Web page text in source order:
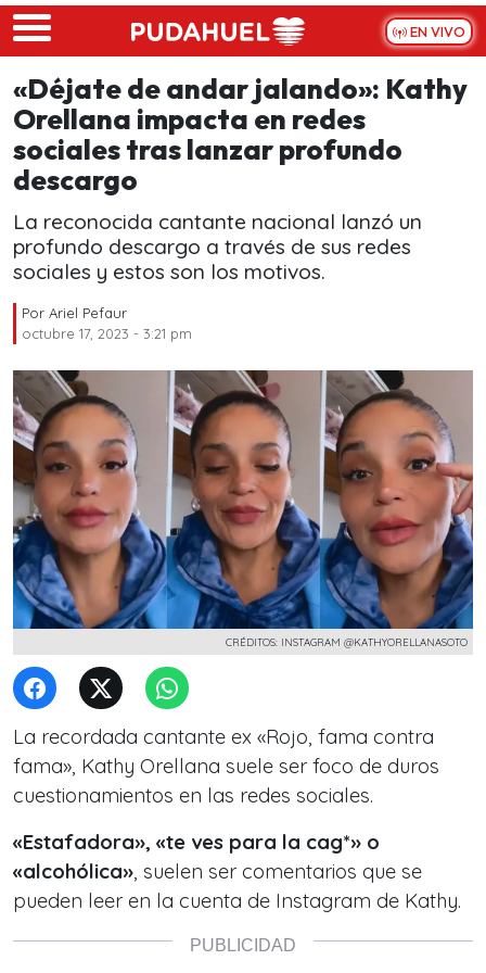
Skip to main content
EN VIVO
«Déjate de andar jalando»: Kathy
Orellana impacta en redes
sociales tras lanzar profundo
descargo
La reconocida cantante nacional lanzó un
profundo descargo a través de sus redes
sociales y estos son los motivos.
Por Ariel Pefaur
octubre 17, 2023 - 3:21 pm
CRÉDITOS: INSTAGRAM @KATHYORELLANASOTO
La recordada cantante ex «Rojo, fama contra
fama», Kathy Orellana suele ser foco de duros
cuestionamientos en las redes sociales.
«Estafadora», «te ves para la cag*» o
«alcohólica», suelen ser comentarios que se
pueden leer en la cuenta de Instagram de Kathy.